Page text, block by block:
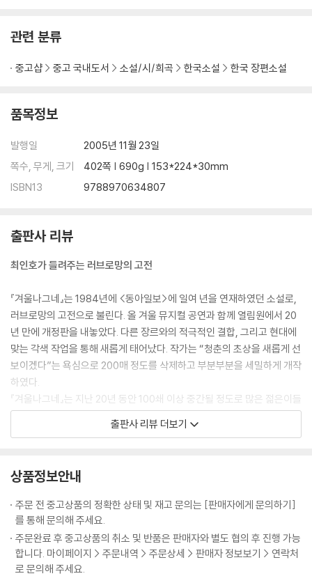
관련 분류
중고샵 중고 국내도서 소설/시/희곡 한국소설 한국 장편소설
품목정보
발행일
2005년 11월 23일
쪽수, 무게, 크기
402쪽 | 690g | 153*224*30mm
ISBN13
9788970634807
출판사 리뷰
최인호가 들려주는 러브로망의 고전
『겨울나그네』는 1984년에 <동아일보>에 일여 년을 연재하였던 소설로,
러브로망의 고전으로 불린다. 올 겨울 뮤지컬 공연과 함께 열림원에서 20
년 만에 개정판을 내놓았다. 다른 장르와의 적극적인 결합, 그리고 현대에
맞는 각색 작업을 통해 새롭게 태어났다. 작가는 “청춘의 초상을 새롭게 선
보이겠다”는 욕심으로 200매 정도를 삭제하고 부분부분을 세밀하게 개작
하였다.
『겨울나그네』는 지난 20년 동안 100쇄 이상 중간될 정도로 많은 젊은이들
에게 읽혀지며 사랑을 받아왔다. 이번 개정판을 통해 변치 않는 사랑의 원
형과 청춘의 초상을 젊은 독자들에게 강렬하게 일깨워줄 예정이다.
그 비극적 정조를 소설 속으로
성문 앞 샘물 곁에 서 있는 보리수
나는 그 그늘 아래 단꿈을 보았네
가지에 희망의 말 새겨놓고서
기쁘나 슬플 때나 찾아온 나무 밑
출판사 리뷰 더보기
상품정보안내
주문 전 중고상품의 정확한 상태 및 재고 문의는 [판매자에게 문의하기]
를 통해 문의해 주세요.
주문완료 후 중고상품의 취소 및 반품은 판매자와 별도 협의 후 진행 가능
합니다. 마이페이지 > 주문내역 > 주문상세 > 판매자 정보보기 > 연락처
로 문의해 주세요.